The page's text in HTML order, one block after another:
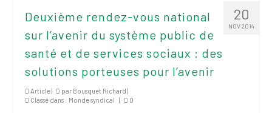
20
NOV 2014
Deuxième rendez-vous national
sur l’avenir du système public de
santé et de services sociaux : des
solutions porteuses pour l’avenir
Article | par Bousquet Richard |
Classé dans : Monde syndical | 0